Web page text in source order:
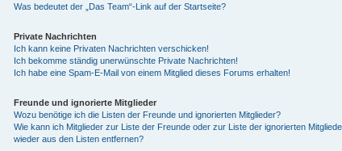
Was bedeutet der „Das Team“-Link auf der Startseite?
Private Nachrichten
Ich kann keine Privaten Nachrichten verschicken!
Ich bekomme ständig unerwünschte Private Nachrichten!
Ich habe eine Spam-E-Mail von einem Mitglied dieses Forums erhalten!
Freunde und ignorierte Mitglieder
Wozu benötige ich die Listen der Freunde und ignorierten Mitglieder?
Wie kann ich Mitglieder zur Liste der Freunde oder zur Liste der ignorierten
wieder aus den Listen entfernen?